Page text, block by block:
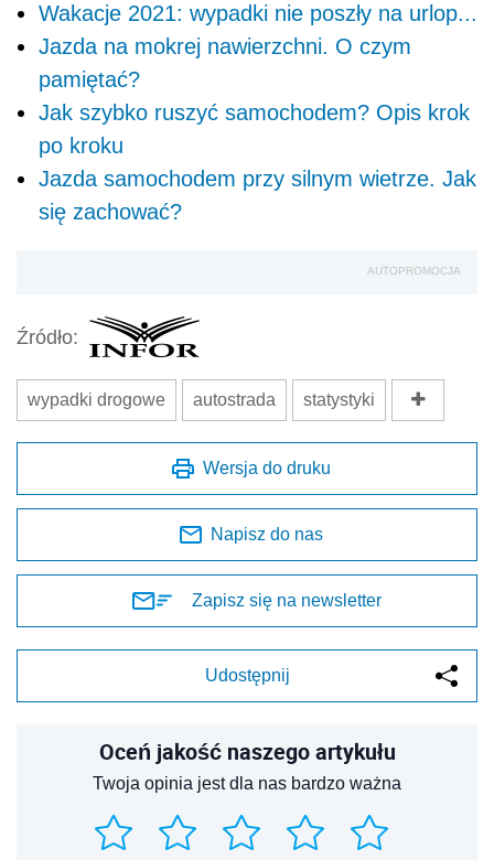
Wakacje 2021: wypadki nie poszły na urlop...
Jazda na mokrej nawierzchni. O czym
pamiętać?
Jak szybko ruszyć samochodem? Opis krok
po kroku
Jazda samochodem przy silnym wietrze. Jak
się zachować?
AUTOPROMOCJA
Źródło:
wypadki drogowe autostrada statystyki
Wersja do druku
Napisz do nas
Zapisz się na newsletter
Udostępnij
Oceń jakość naszego artykułu
Twoja opinia jest dla nas bardzo ważna